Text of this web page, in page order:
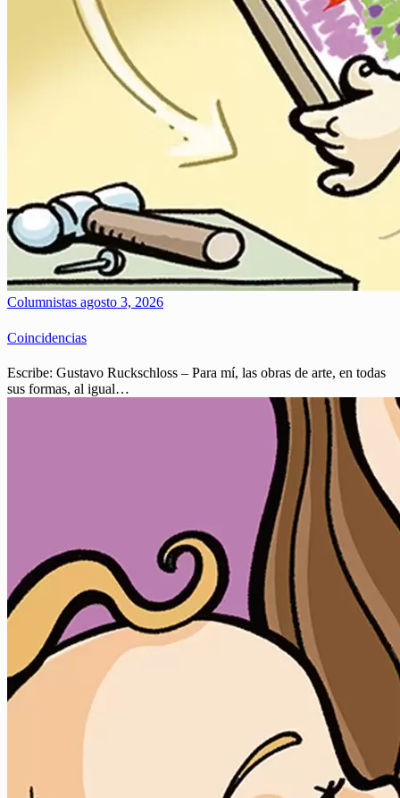
Columnistas agosto 3, 2026
Coincidencias
Escribe: Gustavo Ruckschloss – Para mí, las obras de arte, en todas
sus formas, al igual…